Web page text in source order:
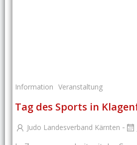
Information Veranstaltung
Tag des Sports in
Judo Landesverband Kärnten -